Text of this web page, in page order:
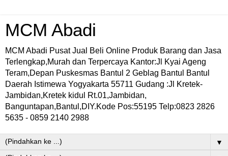
MCM Abadi
MCM Abadi Pusat Jual Beli Online Produk Barang dan Jasa
Terlengkap,Murah dan Terpercaya Kantor:Jl Kyai Ageng
Teram,Depan Puskesmas Bantul 2 Geblag Bantul Bantul
Daerah Istimewa Yogyakarta 55711 Gudang :Jl Kretek-
Jambidan,Kretek kidul Rt.01,Jambidan,
Banguntapan,Bantul,DIY.Kode Pos:55195 Telp:0823 2826
5635 - 0859 2140 2988
▼